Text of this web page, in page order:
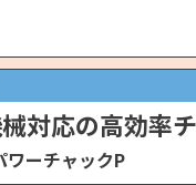
対応の高効率
ワーチャックP